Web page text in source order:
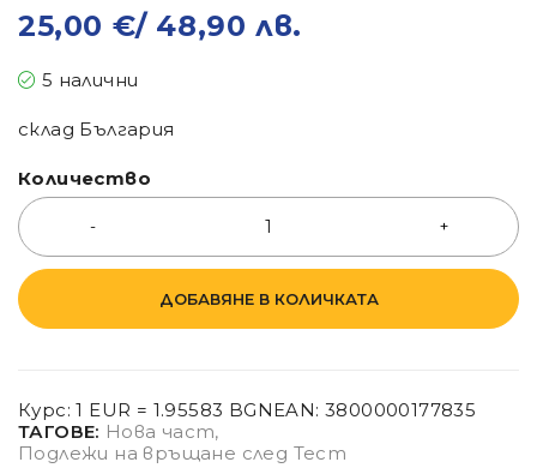
25,00 €/ 48,90 лв.
5 налични
склад България
Количество
ДОБАВЯНЕ В КОЛИЧКАТА
Курс: 1 EUR = 1.95583 BGNEAN: 3800000177835
ТАГОВЕ: Нова част,
Подлежи на връщане след Тест